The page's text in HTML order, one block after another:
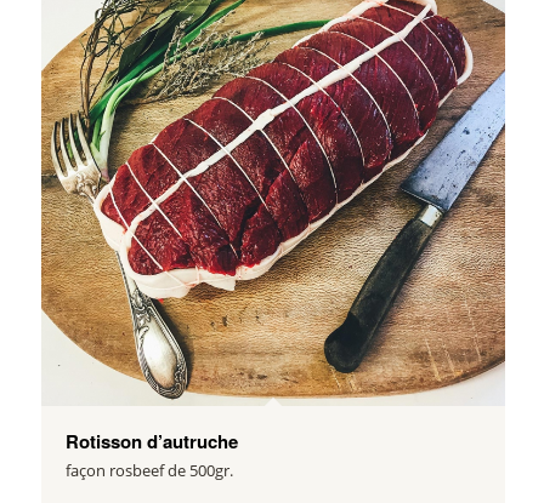
Rotisson d’autruche
façon rosbeef de 500gr.